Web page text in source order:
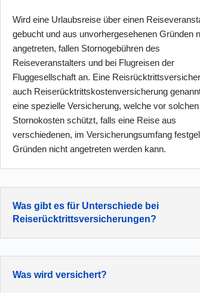
Wird eine Urlaubsreise über einen
gebucht und aus unvorhergesehenen Gründen
angetreten, fallen Stornogebühren des
Reiseveranstalters und bei Flugreisen der
Fluggesellschaft an. Eine
auch Reiserücktrittskostenversicherung
eine spezielle Versicherung, welche vor solchen
Stornokosten schützt, falls eine Reise aus
verschiedenen, im Versicherungsumfang
Gründen nicht angetreten werden kann.
Was gibt es für Unterschiede bei
Reiserücktrittsversicherungen?
Was wird versichert?